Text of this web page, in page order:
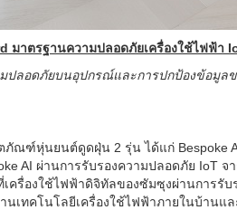
มาตรฐานความปลอดภัยเครื่องใช้ไฟฟ้า
ปลอดภัยบนอุปกรณ์และการปกป้องข้อมูล
ณฑ์หุ่นยนต์ดูดฝุ่น 2 รุ่น ได้แก่ Bespoke
AI ผ่านการรับรองความปลอดภัย IoT จ
เครื่องใช้ไฟฟ้าดิจิทัลของซัมซุงผ่านการรับ
นเทคโนโลยีเครื่องใช้ไฟฟ้าภายในบ้านแ